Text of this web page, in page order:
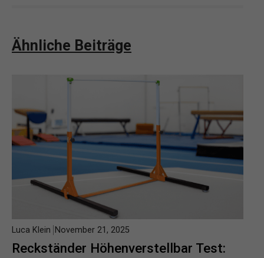
Ähnliche Beiträge
Reckständer Höhenverstellbar Test:
Luca Klein November 21, 2025